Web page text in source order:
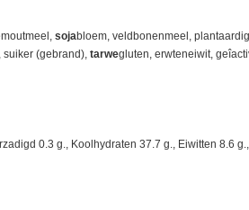
sojabloem, veldbonenmeel,
(gebrand), tarwegluten, erwteneiwit,
0.3 g., Koolhydraten 37.7 g., Eiwitten 8.6 g.,